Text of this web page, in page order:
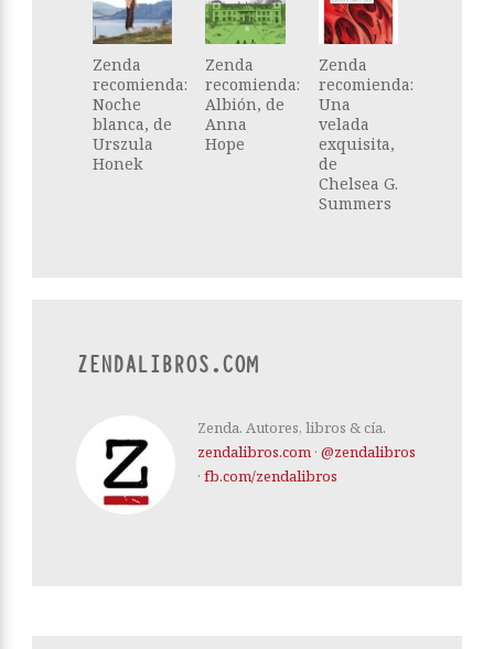
Zenda
recomienda:
Noche
blanca, de
Urszula
Honek
Zenda
recomienda:
Albión, de
Anna
Hope
Zenda
recomienda:
Una
velada
exquisita,
de
Chelsea G.
Summers
ZENDALIBROS.COM
Zenda. Autores, libros & cía.
zendalibros.com · @zendalibros
· fb.com/zendalibros